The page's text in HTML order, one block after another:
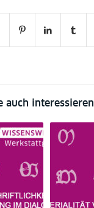
auch interessieren